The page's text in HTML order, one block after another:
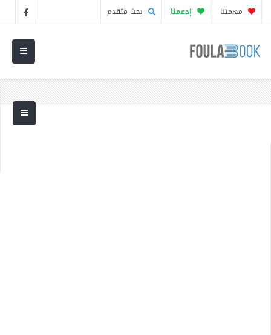
مهمتنا إدعمنا بحث متقدم